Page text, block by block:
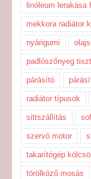
linóleum lerakása
mekkora radiátor
nyárigumi
padlószőnyeg
párásító
radiátor típusok
sittszállítás
szervó motor
takarítógép
törölköző mosás